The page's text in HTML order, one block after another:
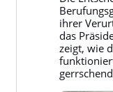
Bluesky
ansehen
ihrer
das
zeigt, wie